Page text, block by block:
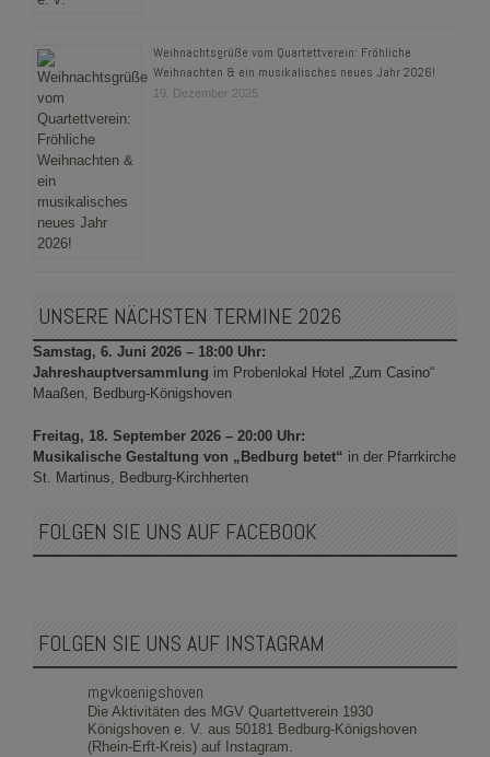
Weihnachtsgrüße vom Quartettverein: Fröhliche
Weihnachten & ein musikalisches neues Jahr 2026!
19. Dezember 2025
UNSERE NÄCHSTEN TERMINE 2026
Samstag, 6. Juni 2026 – 18:00 Uhr:
Jahreshauptversammlung im Probenlokal Hotel „Zum Casino“
Maaßen, Bedburg-Königshoven
Freitag, 18. September 2026 – 20:00 Uhr:
Musikalische Gestaltung von „Bedburg betet“ in der Pfarrkirche
St. Martinus, Bedburg-Kirchherten
FOLGEN SIE UNS AUF FACEBOOK
FOLGEN SIE UNS AUF INSTAGRAM
mgvkoenigshoven
Die Aktivitäten des MGV Quartettverein 1930
Königshoven e. V. aus 50181 Bedburg-Königshoven
(Rhein-Erft-Kreis) auf Instagram.